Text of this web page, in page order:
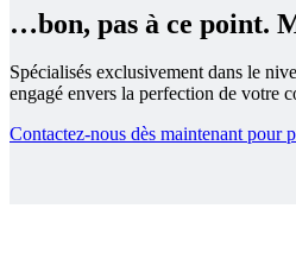
…bon, pas à ce point.
Spécialisés exclusivement dans le
engagé envers la perfection de votre
Contactez-nous dès maintenant pour